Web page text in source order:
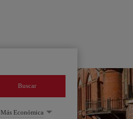
Buscar
Más Económica